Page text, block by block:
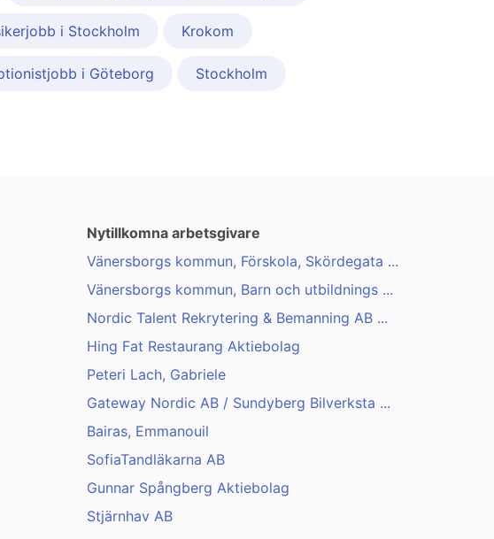
i Stockholm Krokom
i Göteborg Stockholm
Nytillkomna arbetsgivare
Vänersborgs kommun, Förskola, Skördegata ...
Vänersborgs kommun, Barn och utbildnings ...
Nordic Talent Rekrytering & Bemanning AB ...
Hing Fat Restaurang Aktiebolag
Peteri Lach, Gabriele
Gateway Nordic AB / Sundyberg Bilverksta ...
Bairas, Emmanouil
SofiaTandläkarna AB
Gunnar Spångberg Aktiebolag
Stjärnhav AB